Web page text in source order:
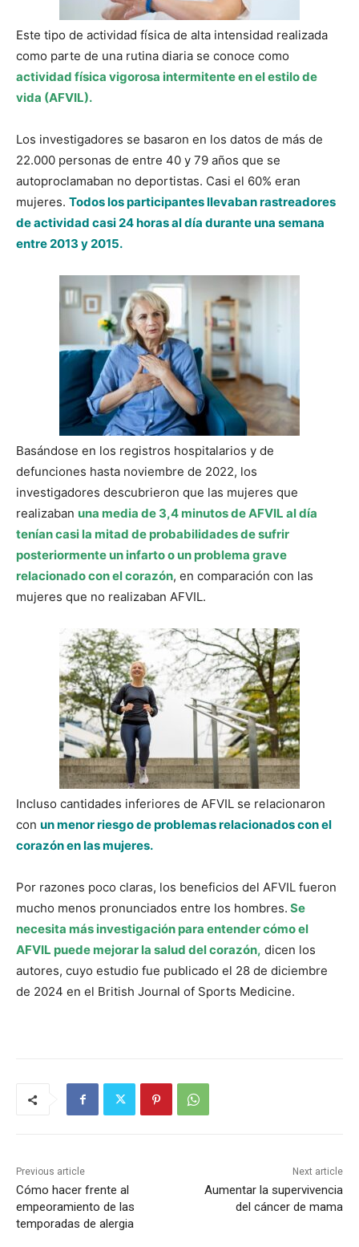
Este tipo de actividad física de alta intensidad realizada
como parte de una rutina diaria se conoce como
actividad física vigorosa intermitente en el estilo de
vida (AFVIL).
Los investigadores se basaron en los datos de más de
22.000 personas de entre 40 y 79 años que se
autoproclamaban no deportistas. Casi el 60% eran
mujeres. Todos los participantes llevaban rastreadores
de actividad casi 24 horas al día durante una semana
entre 2013 y 2015.
Basándose en los registros hospitalarios y de
defunciones hasta noviembre de 2022, los
investigadores descubrieron que las mujeres que
realizaban una media de 3,4 minutos de AFVIL al día
tenían casi la mitad de probabilidades de sufrir
posteriormente un infarto o un problema grave
relacionado con el corazón, en comparación con las
mujeres que no realizaban AFVIL.
Incluso cantidades inferiores de AFVIL se relacionaron
con un menor riesgo de problemas relacionados con el
corazón en las mujeres.
Por razones poco claras, los beneficios del AFVIL fueron
mucho menos pronunciados entre los hombres. Se
necesita más investigación para entender cómo el
AFVIL puede mejorar la salud del corazón, dicen los
autores, cuyo estudio fue publicado el 28 de diciembre
de 2024 en el British Journal of Sports Medicine.
Previous article
Cómo hacer frente al
empeoramiento de las
temporadas de alergia
Next article
Aumentar la supervivencia
del cáncer de mama